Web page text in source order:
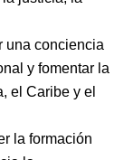
una conciencia
y fomentar la
el Caribe y el
la formación